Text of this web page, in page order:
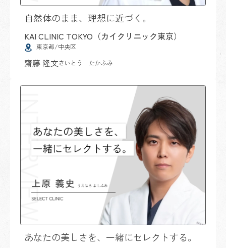
自然体のまま、理想に近づく。
KAI CLINIC TOKYO（カイクリニック東京）
東京都/中央区
齋藤 隆文さいとう たかふみ
あなたの美しさを、一緒にセレクトする。